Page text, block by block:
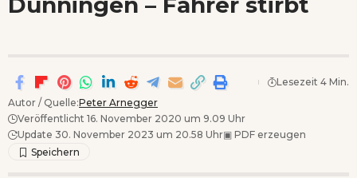
Autor / Quelle:Peter Arnegger
Veröffentlicht 16. November 2020 um 9.09 Uhr
Update 30. November 2023 um 20.58 Uhr▣ PDF erzeugen
Lesezeit 4 Min.